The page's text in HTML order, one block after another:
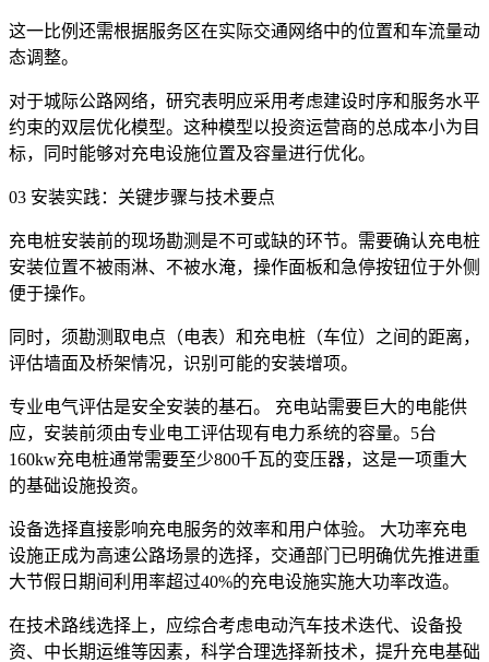
这一比例还需根据服务区在实际交通网络中的位置和车流量动
态调整。
对于城际公路网络，研究表明应采用考虑建设时序和服务水平
约束的双层优化模型。这种模型以投资运营商的总成本小为目
标，同时能够对充电设施位置及容量进行优化。
03 安装实践：关键步骤与技术要点
充电桩安装前的现场勘测是不可或缺的环节。需要确认充电桩
安装位置不被雨淋、不被水淹，操作面板和急停按钮位于外侧
便于操作。
同时，须勘测取电点（电表）和充电桩（车位）之间的距离，
评估墙面及桥架情况，识别可能的安装增项。
专业电气评估是安全安装的基石。 充电站需要巨大的电能供
应，安装前须由专业电工评估现有电力系统的容量。5台
160kw充电桩通常需要至少800千瓦的变压器，这是一项重大
的基础设施投资。
设备选择直接影响充电服务的效率和用户体验。 大功率充电
设施正成为高速公路场景的选择，交通部门已明确优先推进重
大节假日期间利用率超过40%的充电设施实施大功率改造。
在技术路线选择上，应综合考虑电动汽车技术迭代、设备投
资、中长期运维等因素，科学合理选择新技术，提升充电基础